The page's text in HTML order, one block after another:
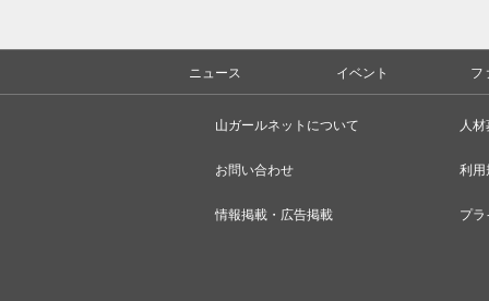
ニュース イベント フ
山ガールネットについて
お問い合わせ
情報掲載・広告掲載
人
利用
プ